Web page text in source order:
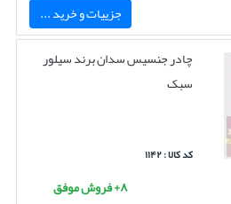
جزییات و خرید ...
چادر جنسیس سدان برند سیلور
سبک
کد کالا : ۱۱۴۲
۸+ فروش موفق